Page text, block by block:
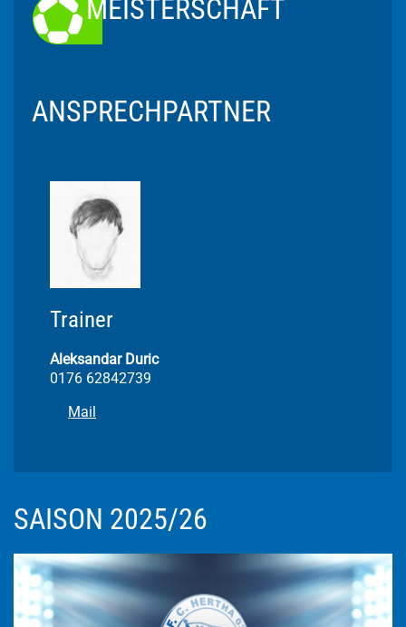
MEISTERSCHAFT
ANSPRECHPARTNER
Trainer
Aleksandar Duric
0176 62842739
Mail
SAISON 2025/26